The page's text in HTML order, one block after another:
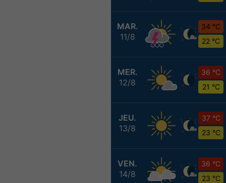
MAR.
11/8
34 °C
22 °C
MER.
12/8
36 °C
21 °C
JEU.
13/8
37 °C
23 °C
VEN.
14/8
36 °C
23 °C